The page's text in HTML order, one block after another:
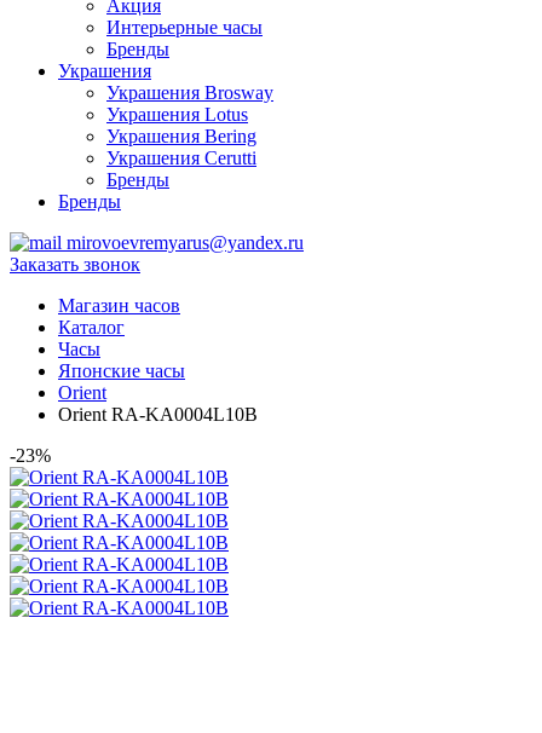
Акция
Интерьерные часы
Бренды
Украшения
Украшения Brosway
Украшения Lotus
Украшения Bering
Украшения Cerutti
Бренды
Бренды
mirovoevremyarus@yandex.ru
Заказать звонок
Магазин часов
Каталог
Часы
Японские часы
Orient
Orient RA-KA0004L10B
-23%